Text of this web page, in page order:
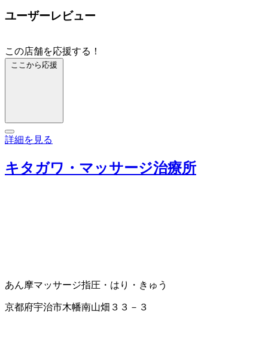
ユーザーレビュー
この店舗を応援する！
ここから応援
詳細を見る
キタガワ・マッサージ治療所
あん摩マッサージ指圧・はり・きゅう
京都府宇治市木幡南山畑３３－３